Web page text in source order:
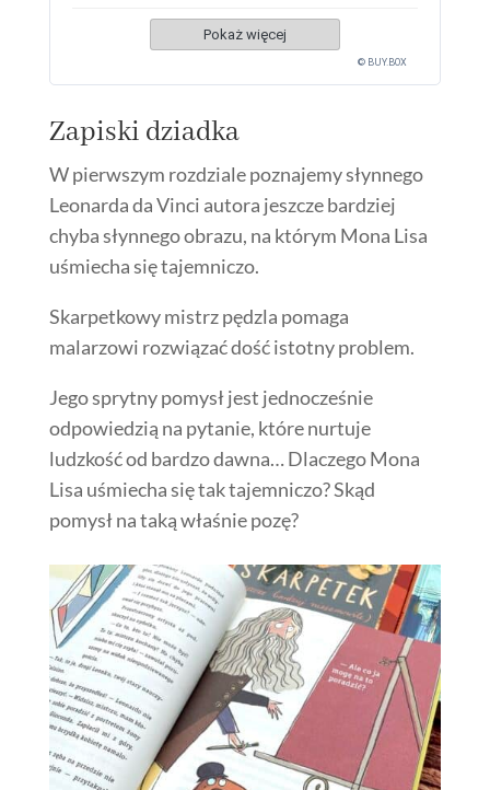
Pokaż więcej
© BUY.BOX
Zapiski dziadka
W pierwszym rozdziale poznajemy słynnego
Leonarda da Vinci autora jeszcze bardziej
chyba słynnego obrazu, na którym Mona Lisa
uśmiecha się tajemniczo.
Skarpetkowy mistrz pędzla pomaga
malarzowi rozwiązać dość istotny problem.
Jego sprytny pomysł jest jednocześnie
odpowiedzią na pytanie, które nurtuje
ludzkość od bardzo dawna… Dlaczego Mona
Lisa uśmiecha się tak tajemniczo? Skąd
pomysł na taką właśnie pozę?